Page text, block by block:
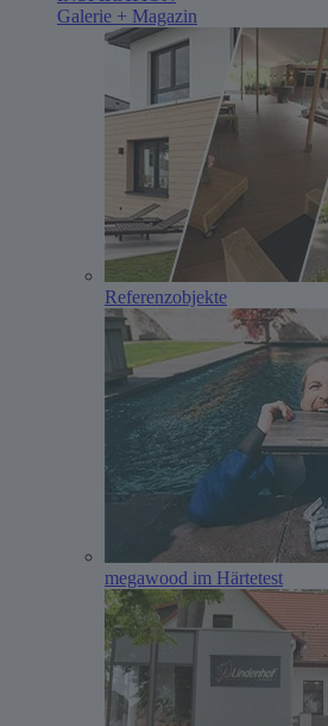
Galerie + Magazin
Referenzobjekte
megawood im Härtetest